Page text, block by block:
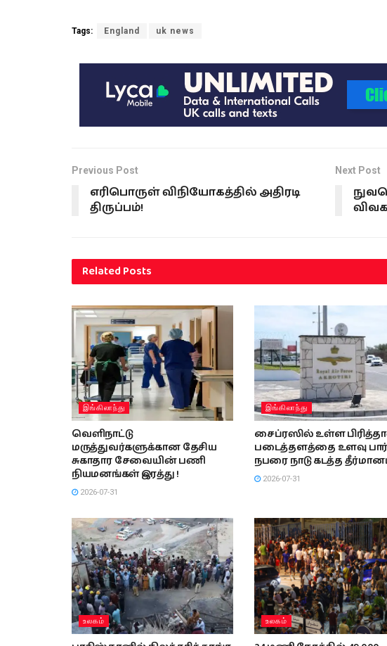
Tags: England uk news
Previous Post
எரிபொருள் விநியோகத்தில் அதிரடி
திருப்பம்!
Next Post
RelatedPosts
இங்கிலாந்து
வெளிநாட்டு
மருத்துவர்களுக்கான தேசிய
சுகாதார சேவையின் பணி
நியமனங்கள் இரத்து !
2026-07-31
இங்கிலாந்து
சைப்ரஸில் உள்ள
படைத்தளத்தை உளவு
நபரை நாடு கடத்த
2026-07-31
உலகம் உலகம்